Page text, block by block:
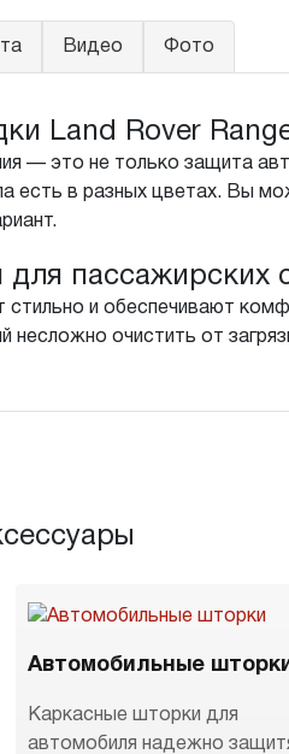
Видео Фото
Land Rover
— это не только защита
есть в разных цветах. Вы
пассажирских
стильно и обеспечивают
несложно очистить от
Автомобильные
Каркасные шторки для
автомобиля надежно